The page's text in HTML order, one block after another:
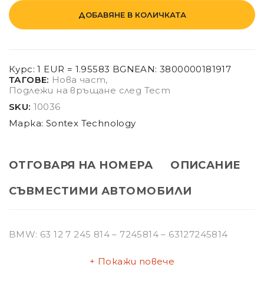
ДОБАВЯНЕ В КОЛИЧКАТА
Курс: 1 EUR = 1.95583 BGNEAN: 3800000181917
ТАГОВЕ: Нова част,
Подлежи на връщане след Тест
SKU: 10036
Марка: Sontex Technology
ОТГОВАРЯ НА НОМЕРА
ОПИСАНИЕ
СЪВМЕСТИМИ АВТОМОБИЛИ
BMW: 63 12 7 245 814 – 7245814 – 63127245814
Покажи повече